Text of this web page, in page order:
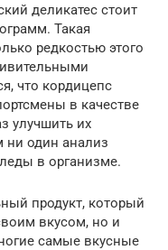
деликатес стоит
Такая
редкостью этого
что кордицепс
в качестве
улучшить их
ни один анализ
в организме.
продукт, который
вкусом, но и
самые вкусные